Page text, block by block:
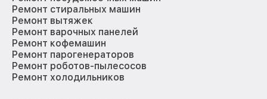
Ремонт стиральных машин
Ремонт вытяжек
Ремонт варочных панелей
Ремонт кофемашин
Ремонт парогенераторов
Ремонт роботов-пылесосов
Ремонт холодильников